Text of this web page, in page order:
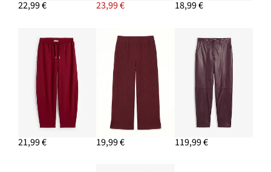
22,99 € 23,99 € 18,99 €
21,99 € 19,99 € 119,99 €